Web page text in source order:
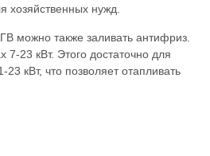
хозяйственных нужд.
можно также заливать антифриз.
7-23 кВт. Этого достаточно для
кВт, что позволяет отапливать